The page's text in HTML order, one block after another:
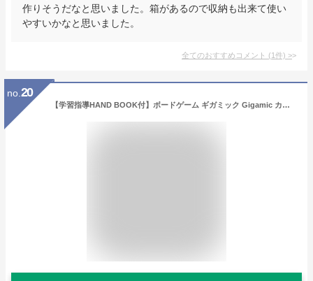
作りそうだなと思いました。箱があるので収納も出来て使い
やすいかなと思いました。
全てのおすすめコメント (1件) >
no. 20
【学習指導HAND BOOK付】ボードゲーム ギガミック Gigamic カタミノ KATAMINO 子供 大人 パズルゲーム 国内正規品 知育玩具 木製玩具 おもちゃ ウッド 脳トレ 安全 おしゃれ 木のおもちゃ 知育パズル 幼稚園 保育園 キッズ ギフト プレゼント 3才から GK001【ポイント11倍】